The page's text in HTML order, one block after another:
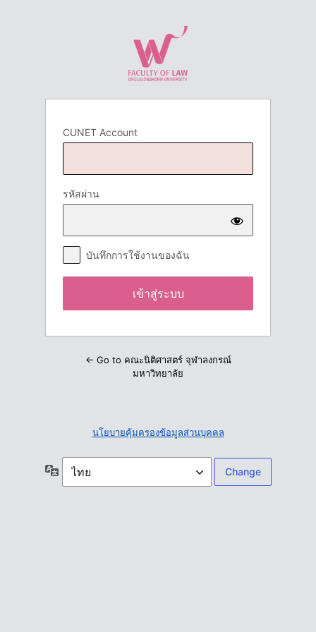
CUNET Account
รหัสผ่าน
บันทึกการใช้งานของฉัน
← Go to คณะนิติศาสตร์ จุฬาลงกรณ์
มหาวิทยาลัย
นโยบายคุ้มครองข้อมูลส่วนบุคคล
ภาษา